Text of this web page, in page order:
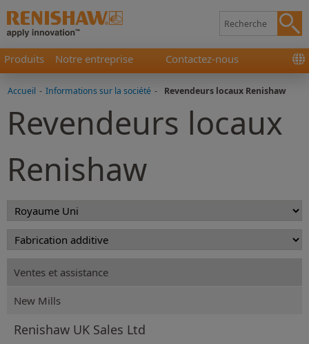
Produits Notre entreprise Contactez-nous
Accueil - Informations sur la société - Revendeurs locaux Renishaw
Revendeurs locaux
Renishaw
Ventes et assistance
New Mills
Renishaw UK Sales Ltd